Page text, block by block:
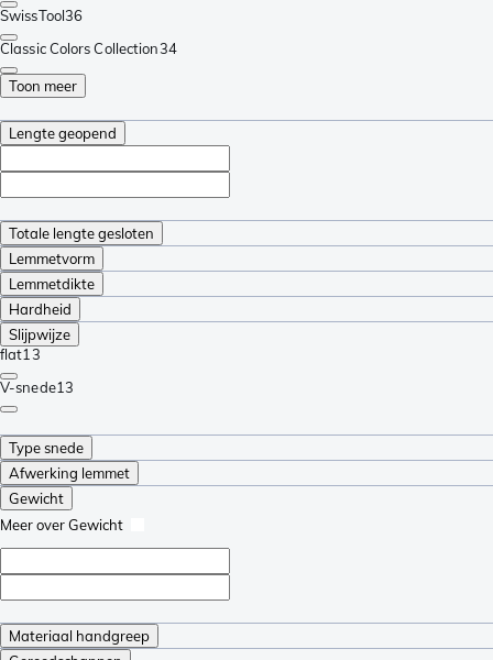
SwissTool36
Classic Colors Collection34
Toon meer
Lengte geopend
Totale lengte gesloten
Lemmetvorm
Lemmetdikte
Hardheid
Slijpwijze
flat13
V-snede13
Type snede
Afwerking lemmet
Gewicht
Meer over Gewicht
Materiaal handgreep